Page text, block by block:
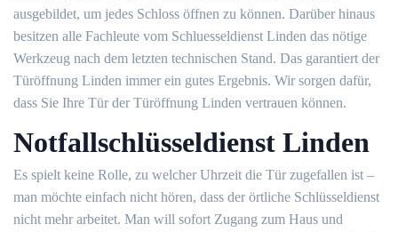
ausgebildet, um jedes Schloss öffnen zu können. Darüber hinaus
besitzen alle Fachleute vom Schluesseldienst Linden das nötige
Werkzeug nach dem letzten technischen Stand. Das garantiert der
Türöffnung Linden immer ein gutes Ergebnis. Wir sorgen dafür,
dass Sie Ihre Tür der Türöffnung Linden vertrauen können.
Notfallschlüsseldienst Linden
Es spielt keine Rolle, zu welcher Uhrzeit die Tür zugefallen ist –
man möchte einfach nicht hören, dass der örtliche Schlüsseldienst
nicht mehr arbeitet. Man will sofort Zugang zum Haus und